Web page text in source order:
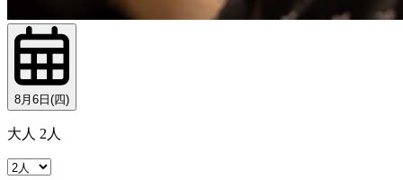
8月6日(四)
大人 2人